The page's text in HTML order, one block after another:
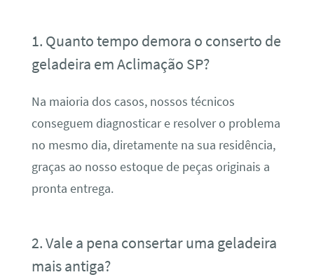
1. Quanto tempo demora o conserto de
geladeira em Aclimação SP?
Na maioria dos casos, nossos técnicos
conseguem diagnosticar e resolver o problema
no mesmo dia, diretamente na sua residência,
graças ao nosso estoque de peças originais a
pronta entrega.
2. Vale a pena consertar uma geladeira
mais antiga?